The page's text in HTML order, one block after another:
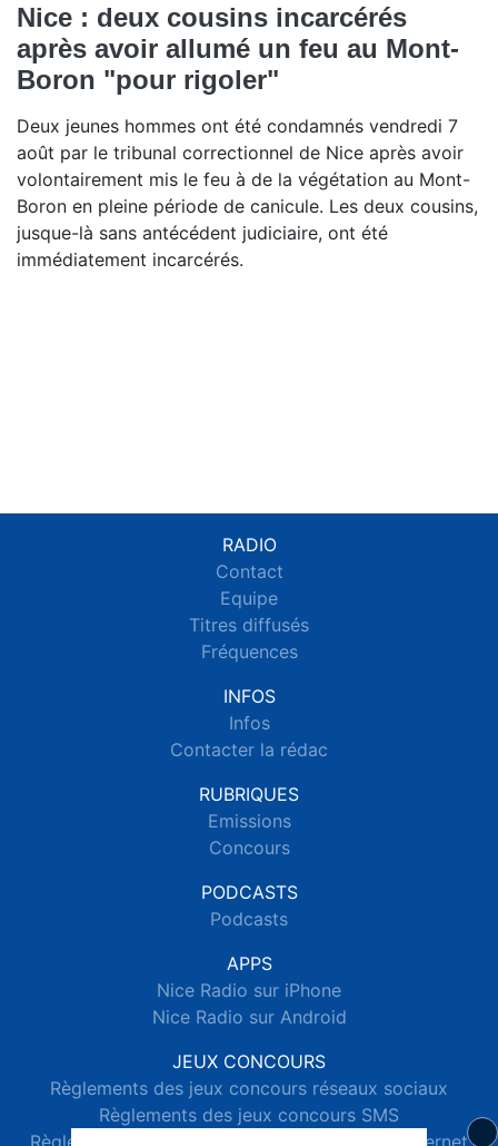
Nice : deux cousins incarcérés
après avoir allumé un feu au Mont-
Boron "pour rigoler"
Deux jeunes hommes ont été condamnés vendredi 7
août par le tribunal correctionnel de Nice après avoir
volontairement mis le feu à de la végétation au Mont-
Boron en pleine période de canicule. Les deux cousins,
jusque-là sans antécédent judiciaire, ont été
immédiatement incarcérés.
RADIO
Contact
Equipe
Titres diffusés
Fréquences
INFOS
Infos
Contacter la rédac
RUBRIQUES
Emissions
Concours
PODCASTS
Podcasts
APPS
Nice Radio sur iPhone
Nice Radio sur Android
JEUX CONCOURS
Règlements des jeux concours réseaux sociaux
Règlements des jeux concours SMS
Règlements des jeux concours téléphone et internet